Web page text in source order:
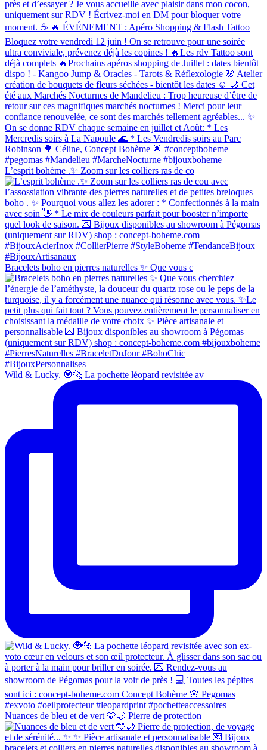
L’esprit bohème .✨ Zoom sur les colliers ras de co
Bracelets boho en pierres naturelles ✨ Que vous c
Wild & Lucky. 🧿🐆 La pochette léopard revisitée av
Nuances de bleu et de vert 🩵🌙 Pierre de protection